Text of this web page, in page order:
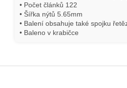
• Počet článků 122
• Šířka nýtů 5.65mm
• Balení obsahuje také spojku
• Baleno v krabičce
Z